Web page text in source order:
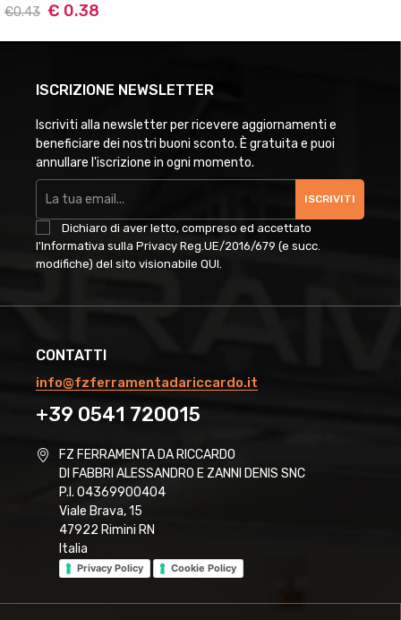
ISCRIZIONE NEWSLETTER
Iscriviti alla newsletter per ricevere aggiornamenti e
beneficiare dei nostri buoni sconto. È gratuita e puoi
annullare l'iscrizione in ogni momento.
ISCRIVITI
Dichiaro di aver letto, compreso ed accettato
l'Informativa sulla Privacy Reg.UE/2016/679 (e succ.
modifiche) del sito visionabile QUI
CONTATTI
info@fzferramentadariccardo.it
+39 0541 720015
FZ FERRAMENTA DA RICCARDO
DI FABBRI ALESSANDRO E ZANNI DENIS SNC
P.I. 04369900404
Viale Brava, 15
47922 Rimini RN
Italia
Privacy Policy Cookie Policy